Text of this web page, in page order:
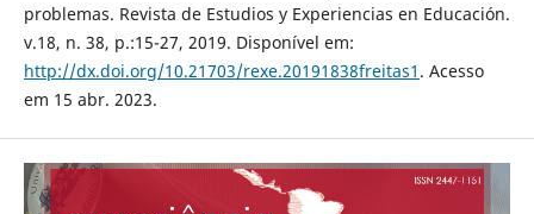
problemas. Revista de Estudios y Experiencias en Educación.
v.18, n. 38, p.:15-27, 2019. Disponível em:
http://dx.doi.org/10.21703/rexe.20191838freitas1 . Acesso
em 15 abr. 2023.